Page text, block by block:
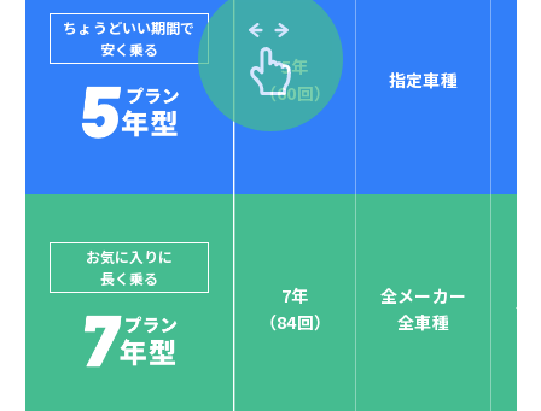
POINT
4
セブンマックスなら
クレジットカード払い可能
ジョイカルジャパンでは、カーリース決済を国際5大カ
他にはないサービスがクレジットカード決済、賢くポ
イント運用も！
ちょうどいい期間で
安く乗る
5年
（60回）
指定車種
お気に入りに
長く乗る
7年
（84回）
全メーカー
全車種
全